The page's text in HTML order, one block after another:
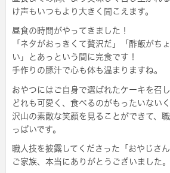
け声もいつもより大きく聞こえます。
昼食の時間がやってきました！
「ネタがおっきくて贅沢だ」「酢飯がち
い」とあっという間に完食です！
手作りの豚汁で心も体も温まりますね。
おやつにはご自身で選ばれたケーキを召し
どれも可愛く、食べるのがもったいないく
沢山の素敵な笑顔を見ることができて、
っぱいです。
職人技を披露してくださった「おやじさ
ご家族、本当にありがとうございました。